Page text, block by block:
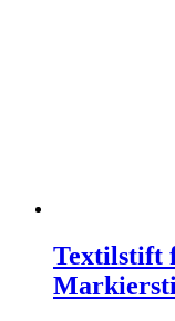
Textilstift